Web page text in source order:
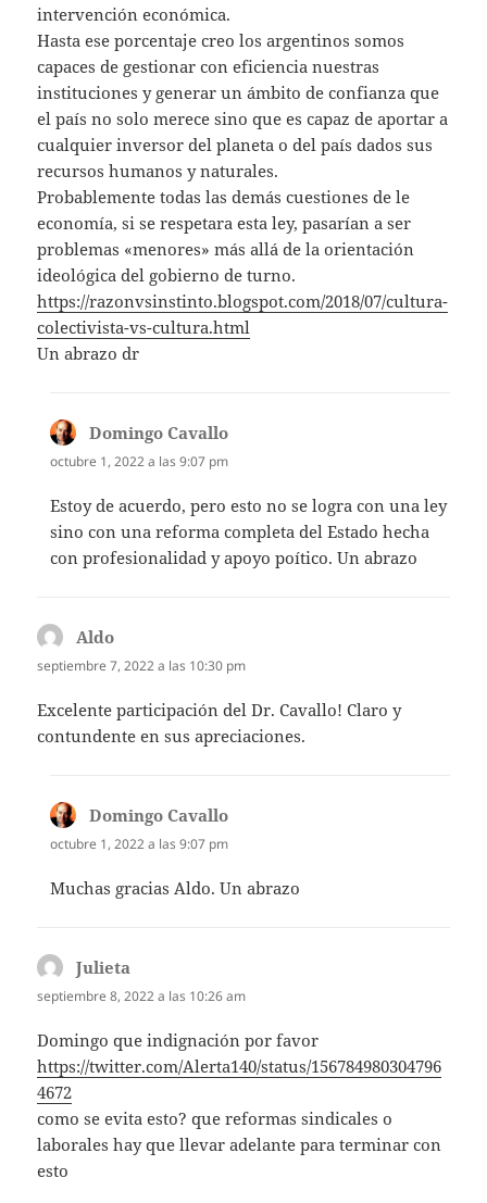
intervención económica.
Hasta ese porcentaje creo los argentinos somos
capaces de gestionar con eficiencia nuestras
instituciones y generar un ámbito de confianza que
el país no solo merece sino que es capaz de aportar a
cualquier inversor del planeta o del país dados sus
recursos humanos y naturales.
Probablemente todas las demás cuestiones de le
economía, si se respetara esta ley, pasarían a ser
problemas «menores» más allá de la orientación
ideológica del gobierno de turno.
https://razonvsinstinto.blogspot.com/2018/07/cultura-
colectivista-vs-cultura.html
Un abrazo dr
Domingo Cavallo
octubre 1, 2022 a las 9:07 pm
Estoy de acuerdo, pero esto no se logra con una ley
sino con una reforma completa del Estado hecha
con profesionalidad y apoyo poítico. Un abrazo
Aldo
septiembre 7, 2022 a las 10:30 pm
Excelente participación del Dr. Cavallo! Claro y
contundente en sus apreciaciones.
Domingo Cavallo
octubre 1, 2022 a las 9:07 pm
Muchas gracias Aldo. Un abrazo
Julieta
septiembre 8, 2022 a las 10:26 am
Domingo que indignación por favor
https://twitter.com/Alerta140/status/156784980304796
4672
como se evita esto? que reformas sindicales o
laborales hay que llevar adelante para terminar con
esto